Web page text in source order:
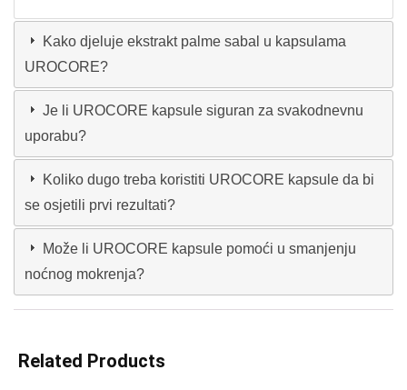
Kako djeluje ekstrakt palme sabal u kapsulama
UROCORE?
Je li UROCORE kapsule siguran za svakodnevnu
uporabu?
Koliko dugo treba koristiti UROCORE kapsule da bi
se osjetili prvi rezultati?
Može li UROCORE kapsule pomoći u smanjenju
noćnog mokrenja?
Related Products